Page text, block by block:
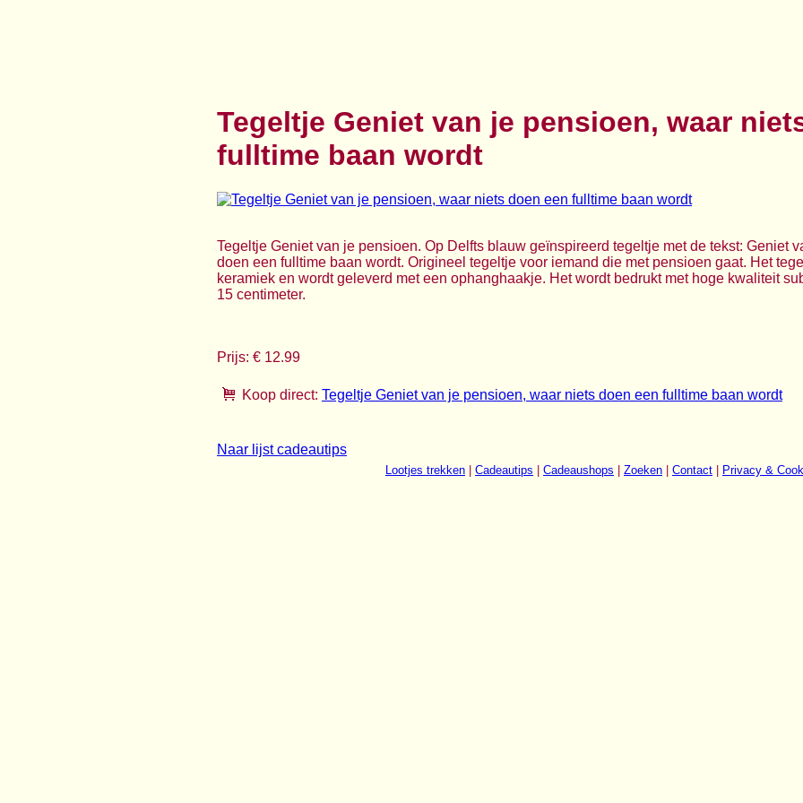
Tegeltje Geniet van je pensioen, waar
fulltime baan wordt
Tegeltje Geniet van je pensioen. Op Delfts blauw geïnspireerd tegeltje met de tekst: Geniet
doen een fulltime baan wordt. Origineel tegeltje voor iemand die met pensioen gaat. Het
keramiek en wordt geleverd met een ophanghaakje. Het wordt bedrukt met hoge kwaliteit
15 centimeter.
Prijs: € 12.99
Koop direct: Tegeltje Geniet van je pensioen, waar niets doen een fulltime baan wordt
Naar lijst cadeautips
Lootjes trekken Cadeautips Cadeaushops Zoeken Contact Privacy &